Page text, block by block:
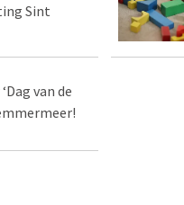
Sint
van de